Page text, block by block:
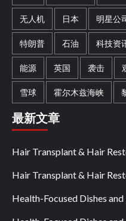
无人机 日本 明星公
特朗普 石油 科技资
能源 英国 袭击
雪球 霍尔木兹海峡
最新文章
Hair Transplant & Hair
Hair Transplant & Hair
Health-Focused Dishes